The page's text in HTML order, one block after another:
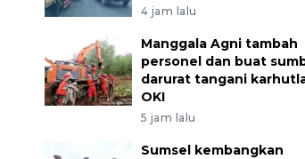
4 jam lalu
Manggala Agni tambah
personel dan buat
darurat tangani
OKI
5 jam lalu
Sumsel kembangkan